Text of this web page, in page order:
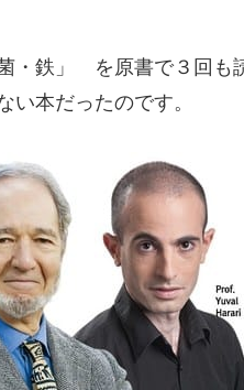
菌・鉄」 を原書で３回
い本だったのです。